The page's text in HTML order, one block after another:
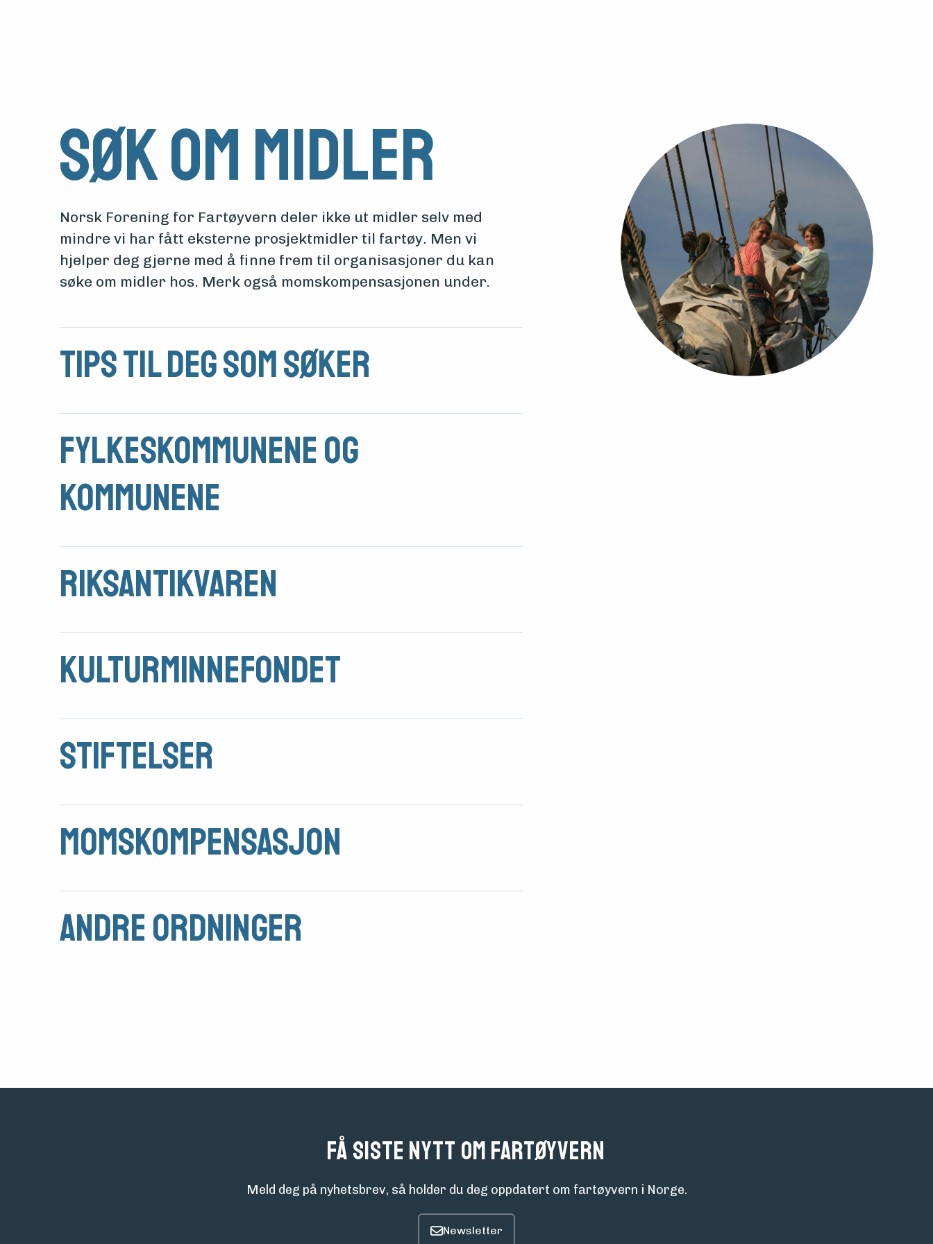
Søk
vedlikehold
drift
foreningen
Søk om midler
Norsk Forening for Fartøyvern deler ikke ut midler selv med
mindre vi har fått eksterne prosjektmidler til fartøy. Men vi
hjelper deg gjerne med å finne frem til organisasjoner du kan
søke om midler hos. Merk også momskompensasjonen under.
Tips til deg som søker
Fylkeskommunene og
kommunene
Riksantikvaren
Kulturminnefondet
Stiftelser
Momskompensasjon
Andre ordninger
Få siste nytt om fartøyvern
Meld deg på nyhetsbrev, så holder du deg oppdatert om fartøyvern i Norge.